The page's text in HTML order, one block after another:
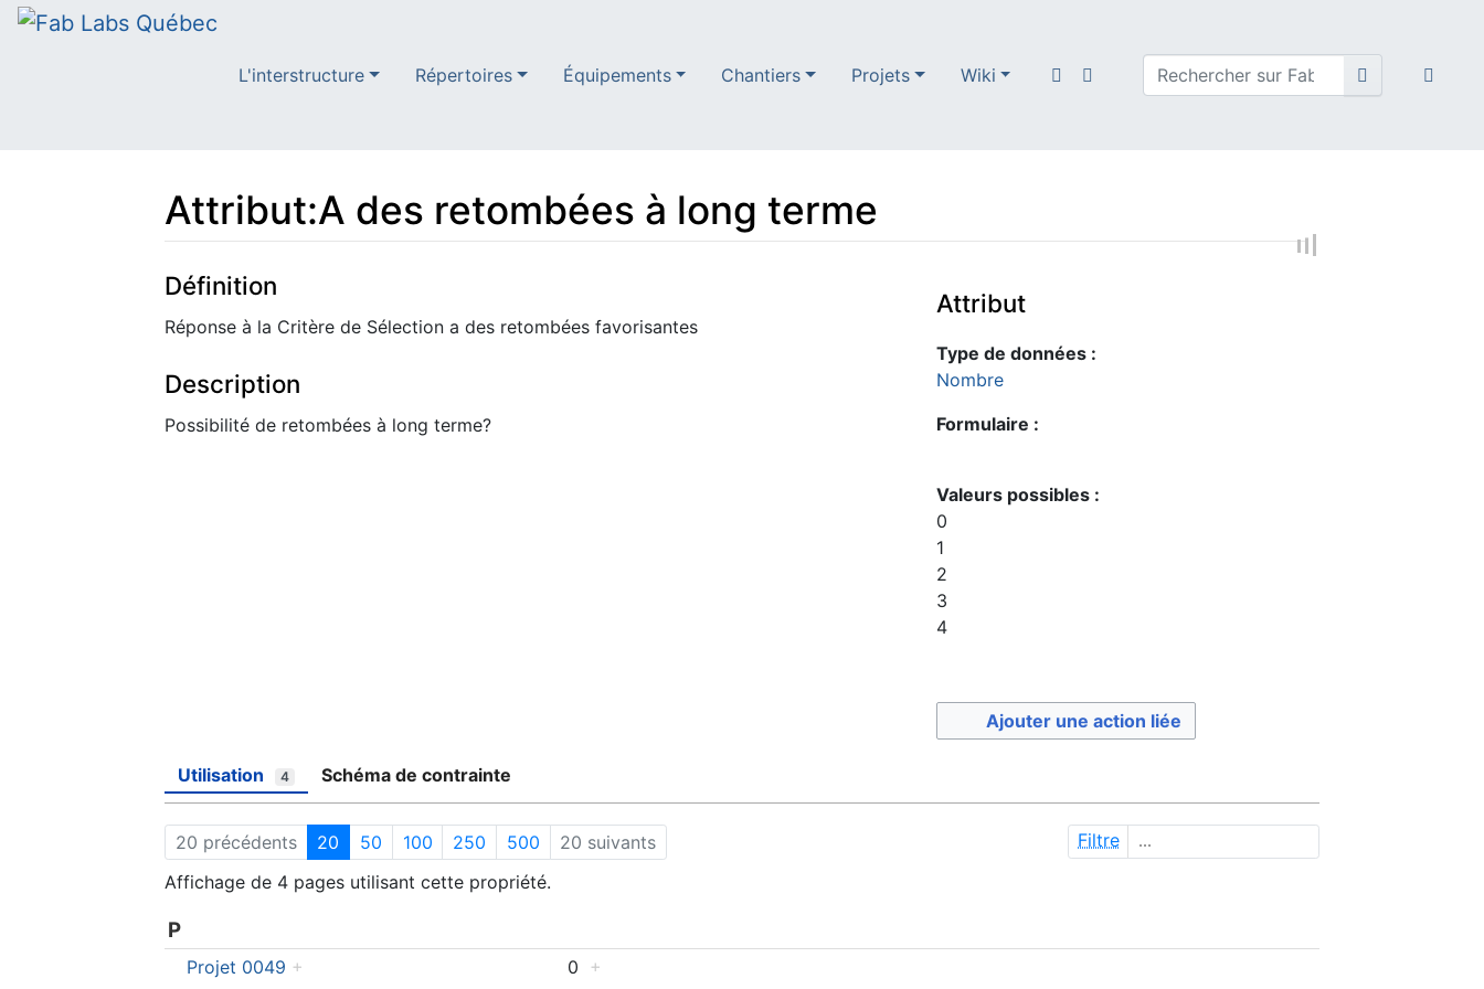
L'interstructure Répertoires Équipements Chantiers Projets Wiki
Attribut:A des retombées à long terme
Aller à : navigation
Attribut
Type de données :
Nombre
Formulaire :
Valeurs possibles :
0
1
2
3
4
Ajouter une action liée
Définition
Réponse à la Critère de Sélection a des retombées favorisantes
Description
Possibilité de retombées à long terme?
Utilisation 4 Schéma de contrainte
20 précédents 20 50 100 250 500 20 suivants
Filtre
Affichage de 4 pages utilisant cette propriété.
P
Projet 0049 + 0 +